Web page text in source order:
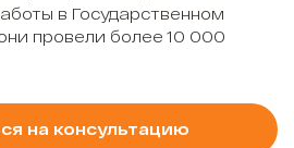
в Государственном
провели более 10 000
на консультацию